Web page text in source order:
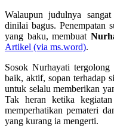
Walaupun judulnya
dinilai bagus. Penempatan
yang baku, membuat
Artikel (via ms.word).
Sosok Nurhayati tergolong
baik, aktif, sopan terhadap
untuk selalu memberikan
Tak heran ketika
memperhatikan pemateri
yang kurang ia mengerti.